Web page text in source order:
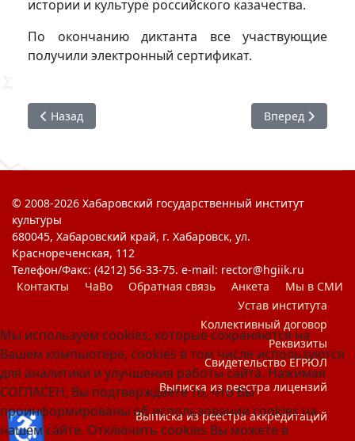
истории и культуре российского казачества.
По окончанию диктанта все участвующие
получили электронный сертификат.
Предыдущий: Новогодний утренник. МЫВМЕСТЕ
Назад Следующий:
Вперед
© 2008-2026 Хабаровский государственный институт
культуры
680045, Хабаровский край, г. Хабаровск, ул.
Краснореченская, 112
Телефон/Факс: (4212) 56-33-75. e-mail: rector@hgiik.ru
Контакты
ЧаВо Обратная связь Анкета
Мы в СМИ
Устав института
Коллективный договор
Реквизиты
Свидетельство ЕГРЮЛ
Выписка из реестра лицензий
Выписка из реестра аккредитаций
Мы используем cookies, которые сохраняются на
Вашем компьютере, cookies в том числе используются
для аналитики и улучшения работы сайта. Нажимая
СОГЛАСЕН, Вы подтверждаете то, что Вы
проинформированы об использовании cookies на
нашем сайте. Отключить cookies Вы можете в